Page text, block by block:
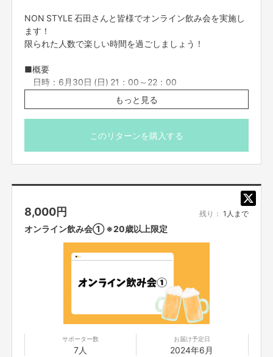
石田さんにとって、そしてみなさまにとって
特別な一冊になりますよう、どうか温かい応援の程よろしくお願いいたしま
す！！
ご注意事項
・応募者は、自ら及び自らが代表となって応募した参加者全てが、反社会的
勢力（暴力団、暴力団員、暴力団準構成員、暴力団関係企業、総会屋等、社
会運動等標ぼうゴロ、特殊知能暴力集団及びこれらに準ずる団体、並びにこ
れら反社会的勢力との間で社会的に非難されるべき関係を有していないこと
・プロジェクト実施前及び実施中に上記に反する事態が発生した場合、いつ
でもプロジェクトの実行を中止することができ、プランナーは一切の責任を
負担しません。
・リターンについて二次利用の目的や、有料イベント、PR目的での配信・
イベント・番組などでの使用は基本NGとします。
・参加する権利の転売や譲渡は禁止とさせていただきます。購入したご本人
・一度購入いただいたものは、キャンセルができません。
【販売責任者】
NON STYLE 石田さんと皆様でオンライン飲み会を実施し
ます！
限られた人数で楽しい時間を過ごしましょう！
■概要
日時：6月30日 (日) 21：00～22：00
※年齢確認を実施するため、20:50までにZOOMに入室し
てください。
■当日についての詳細について
明書の確認をさせていただきます。
■オンラインのリターンについてのご注意事項
・オンライン会議ツールで参加者全員を同時につなぎ、そ
れぞれリモートでご参加いただきます。直接お会いするこ
・コミュニケーションには「Zoom」を使用させていただき
いい環境でおつなぎください。
・参加方法は支援者の方に、リターン実施日の前日までに
案内を、個別にお送りいたします。お知らせした時間を厳
守して下さい。遅れると参加できなくなります。
・コンプライアンスの観点から録画させていただいており
ます。あらかじめご了承ください。お客様の映像に関して
もっと見る
このリターンを購入する
8,000円 残り： 1人まで
オンライン飲み会① ※20歳以上限定
サポーター数
7人
お届け予定日
2024年6月